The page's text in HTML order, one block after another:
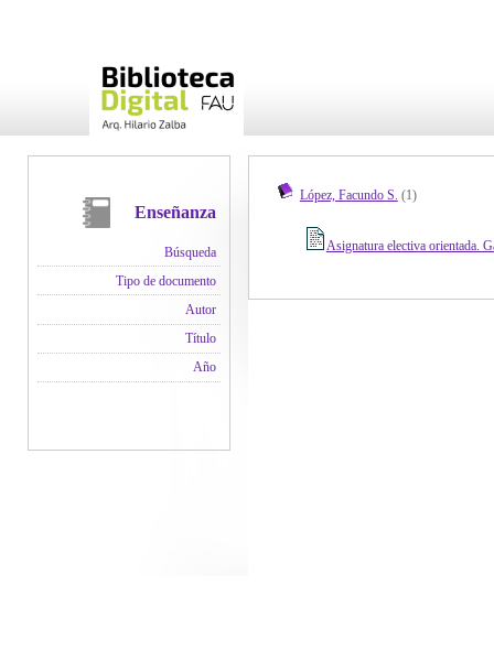
Enseñanza
Búsqueda
Tipo de documento
Autor
Título
Año
López, Facundo S. (1)
Asignatura electiva orientada.